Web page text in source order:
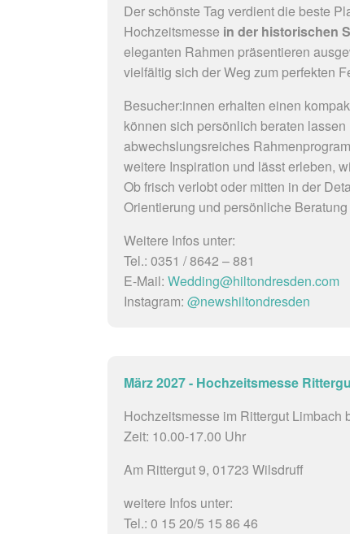
Der schönste Tag verdient die beste
Hochzeitsmesse in der historischen
eleganten Rahmen präsentieren
vielfältig sich der Weg zum perfekten
Besucher:innen erhalten einen
können sich persönlich beraten
abwechslungsreiches
weitere Inspiration und lässt erleben,
Ob frisch verlobt oder mitten in der
Orientierung und persönliche
Weitere Infos unter:
Tel.: 0351 / 8642 – 881
E-Mail: Wedding@hiltondresden.com
Instagram: @newshiltondresden
März 2027 - Hochzeitsmesse
Hochzeitsmesse im Rittergut Limbach
Zeit: 10.00-17.00 Uhr
Am Rittergut 9, 01723 Wilsdruff
weitere Infos unter:
Tel.: 0 15 20/5 15 86 46